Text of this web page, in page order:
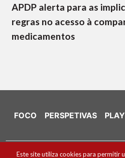
APDP alerta para as
regras no acesso à
medicamentos
FOCO PERSPETIVAS PLAY
Ficha Técnica e Estatuto
Este site utiliza cookies para permitir